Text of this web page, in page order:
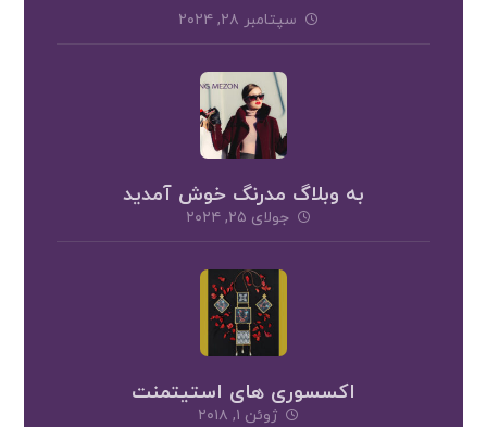
سپتامبر ۲۸, ۲۰۲۴
به وبلاگ مدرنگ خوش آمدید
جولای ۲۵, ۲۰۲۴
اکسسوری های استیتمنت
ژوئن ۱, ۲۰۱۸